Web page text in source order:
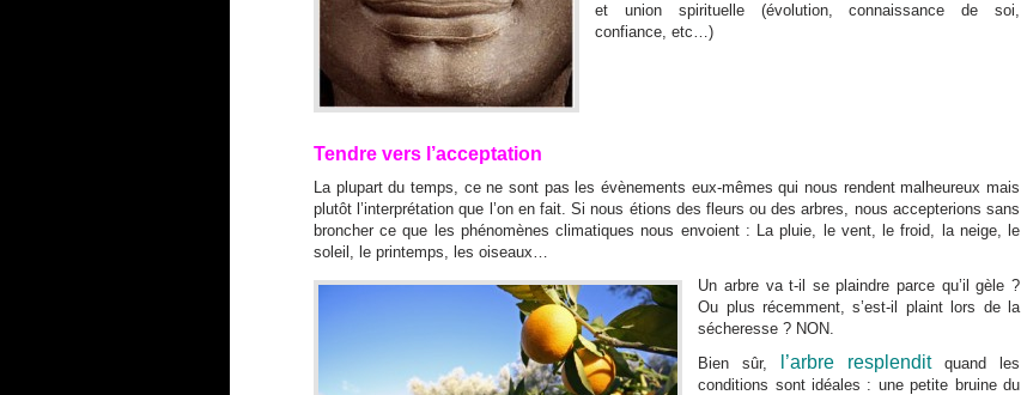
et union spirituelle (évolution, connaissance de soi,
confiance, etc…)
Tendre vers l’acceptation
La plupart du temps, ce ne sont pas les évènements eux-mêmes qui nous rendent malheureux mais
plutôt l’interprétation que l’on en fait. Si nous étions des fleurs ou des arbres, nous accepterions sans
broncher ce que les phénomènes climatiques nous envoient : La pluie, le vent, le froid, la neige, le
soleil, le printemps, les oiseaux…
Un arbre va t-il se plaindre parce qu’il gèle ?
Ou plus récemment, s’est-il plaint lors de la
sécheresse ? NON.
Bien sûr,
l’arbre resplenditquand les
conditions sont idéales : une petite bruine du